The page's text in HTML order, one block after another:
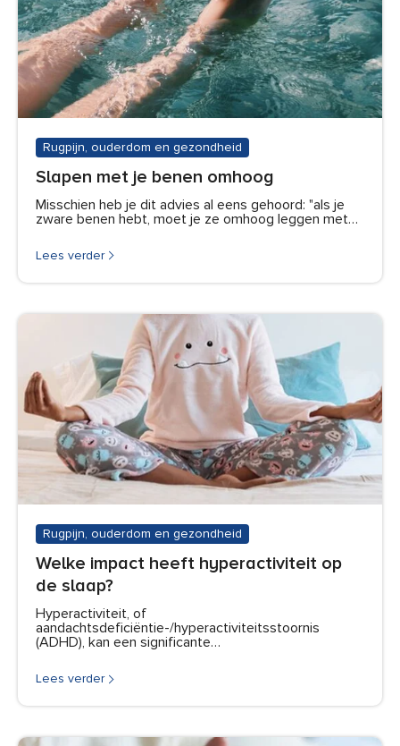
Rugpijn, ouderdom en gezondheid
Slapen met je benen omhoog
Misschien heb je dit advies al eens gehoord: "als je
zware benen hebt, moet je ze omhoog leggen met…
Lees verder
Rugpijn, ouderdom en gezondheid
Welke impact heeft hyperactiviteit op
de slaap?
Hyperactiviteit, of
aandachtsdeficiëntie-/hyperactiviteitsstoornis
(ADHD), kan een significante…
Lees verder